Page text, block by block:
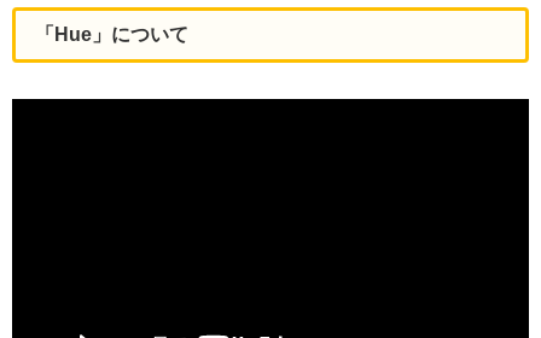
「Hue」について